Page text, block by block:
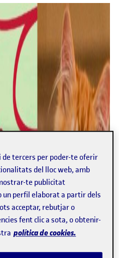
de tercers per poder-te oferir
del lloc web, amb
te publicitat
un perfil elaborat a partir dels
acceptar, rebutjar o
fent clic a sota, o obtenir-
política de cookies.